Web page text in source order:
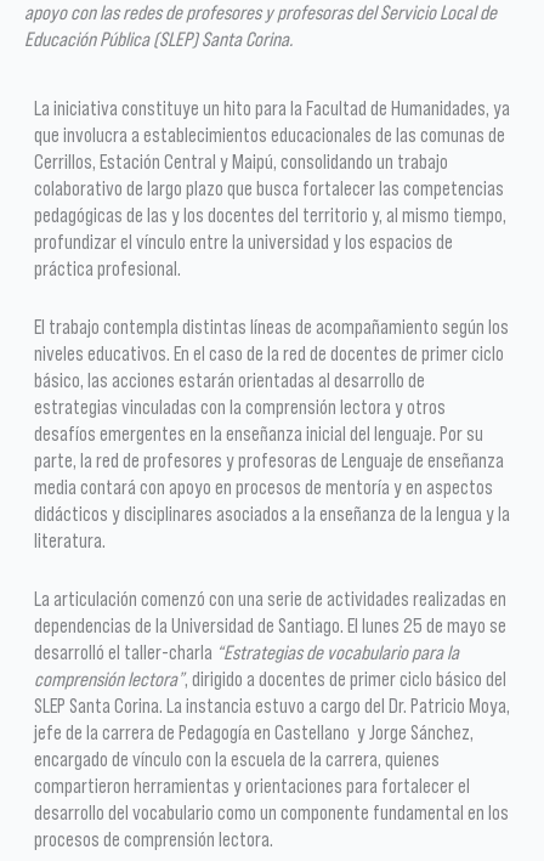
apoyo con las redes de profesores y profesoras del Servicio Local de
Educación Pública (SLEP) Santa Corina.
La iniciativa constituye un hito para la Facultad de Humanidades, ya
que involucra a establecimientos educacionales de las comunas de
Cerrillos, Estación Central y Maipú, consolidando un trabajo
colaborativo de largo plazo que busca fortalecer las competencias
pedagógicas de las y los docentes del territorio y, al mismo tiempo,
profundizar el vínculo entre la universidad y los espacios de
práctica profesional.
El trabajo contempla distintas líneas de acompañamiento según los
niveles educativos. En el caso de la red de docentes de primer ciclo
básico, las acciones estarán orientadas al desarrollo de
estrategias vinculadas con la comprensión lectora y otros
desafíos emergentes en la enseñanza inicial del lenguaje. Por su
parte, la red de profesores y profesoras de Lenguaje de enseñanza
media contará con apoyo en procesos de mentoría y en aspectos
didácticos y disciplinares asociados a la enseñanza de la lengua y la
literatura.
La articulación comenzó con una serie de actividades realizadas en
dependencias de la Universidad de Santiago. El lunes 25 de mayo se
desarrolló el taller-charla “Estrategias de vocabulario para la
comprensión lectora”, dirigido a docentes de primer ciclo básico del
SLEP Santa Corina. La instancia estuvo a cargo del Dr. Patricio Moya,
jefe de la carrera de Pedagogía en Castellano y Jorge Sánchez,
encargado de vínculo con la escuela de la carrera, quienes
compartieron herramientas y orientaciones para fortalecer el
desarrollo del vocabulario como un componente fundamental en los
procesos de comprensión lectora.